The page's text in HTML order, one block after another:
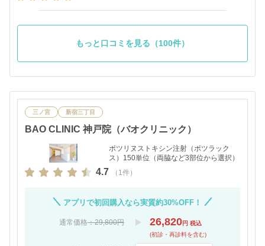
もっと口コミを見る（100件）
三ノ宮 新宿三丁目
BAO CLINIC 神戸院（バオクリニック）
ボツリヌストキシン注射（ボツラック
ス）150単位（両脇など3部位から選択）
4.7 （1件）
アプリで初回購入なら実質約30%OFF！
通常価格：29,800円 26,820円 税込
(初診・再診料を含む)